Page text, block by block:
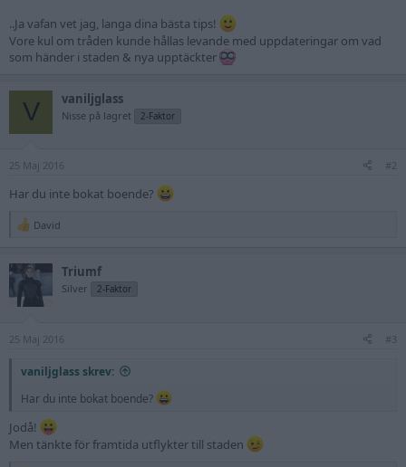
..Ja vafan vet jag, langa dina bästa tips!
Vore kul om tråden kunde hållas levande med uppdateringar om vad
som händer i staden & nya upptäckter
V vaniljglass
Nisse på lagret 2-Faktor
25 Maj 2016 #2
Har du inte bokat boende?
R
t
i
o
s
David
Triumf
Silver 2-Faktor
25 Maj 2016 #3
vaniljglass skrev:
Har du inte bokat boende?
Jodå!
Men tänkte för framtida utflykter till staden